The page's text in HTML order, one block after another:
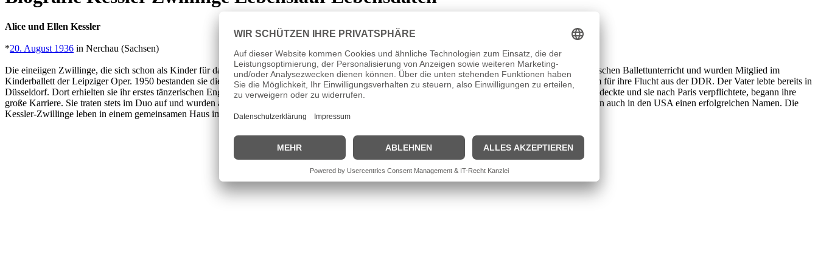
Alice und Ellen Kessler
*20. August 1936 in Nerchau (Sachsen)
Die eineiigen Zwillinge, die sich schon als Kinder für das Tanzen begeisterten, wurden von ihren Eltern sehr gefördert. Als Sechsjährige erhielten sie klassischen Ballettunterricht und wurden Mitglied im
Kinderballett der Leipziger Oper. 1950 bestanden sie die Aufnahmeprüfung der dortigen Operntanzschule. Zwei Jahre später nutzten sie ein Besuchervisum für ihre Flucht aus der DDR. Der Vater lebte bereits in
Düsseldorf. Dort erhielten sie ihr erstes tänzerischen Engagement im Revuetheater „Palladium“. Nachdem sie dort 1955 der Direktor des Pariser „Lido“ entdeckte und sie nach Paris verpflichtete, begann ihre
große Karriere. Sie traten stets im Duo auf und wurden als Kessler-Zwillinge international bekannt. Sie spielten gemeinsam in zahlreichen Filmen und hatten auch in den USA einen erfolgreichen Namen. Die
Kessler-Zwillinge leben in einem gemeinsamen Haus im Prominentenviertel Grünwald bei München.